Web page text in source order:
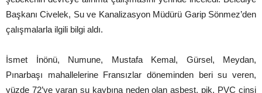
Başkanı Civelek, Su ve Kanalizasyon Müdürü Garip Sönmez’den
çalışmalarla ilgili bilgi aldı.
İsmet İnönü, Numune, Mustafa Kemal, Gürsel, Meydan,
Pınarbaşı mahallelerine Fransızlar döneminden beri su veren,
yüzde 72’ye varan su kaybına neden olan asbest, pik, PVC cinsi